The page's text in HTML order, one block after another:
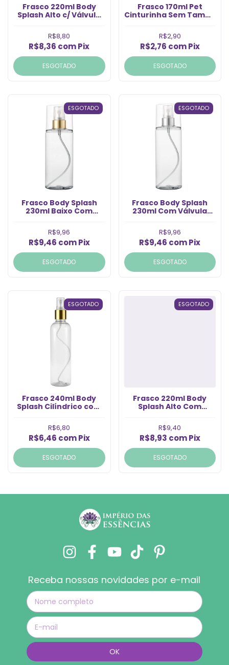
Frasco 220ml Body
Splash Alto c/ Válvula
R$8,80
R$8,36 comPix
ESGOTADO
Frasco 170ml Pet
Cinturinha Sem Tampa
R$2,90
R$2,76 com Pix
ESGOTADO
ESGOTADO
Frasco Body Splash
230ml Baixo Com
24/410 (Un)
R$9,96
R$9,46 com Pix
ESGOTADO
ESGOTADO
Frasco Body Splash
230ml Com Válvula
(Un)
R$9,96
R$9,46 comPix
ESGOTADO
ESGOTADO
Frasco 240ml Body
Splash Cilíndrico com
(Un)
R$6,80
R$6,46 com Pix
ESGOTADO
ESGOTADO
Frasco 220ml Body
Splash Alto Com
24/410 (Un)
R$9,40
R$8,93 com Pix
ESGOTADO
Receba nossas novidades por e-mail